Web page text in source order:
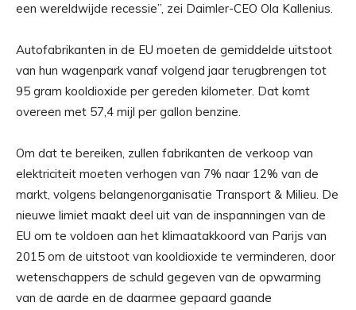
een wereldwijde recessie”, zei Daimler-CEO Ola Kallenius.
Autofabrikanten in de EU moeten de gemiddelde uitstoot
van hun wagenpark vanaf volgend jaar terugbrengen tot
95 gram kooldioxide per gereden kilometer. Dat komt
overeen met 57,4 mijl per gallon benzine.
Om dat te bereiken, zullen fabrikanten de verkoop van
elektriciteit moeten verhogen van 7% naar 12% van de
markt, volgens belangenorganisatie Transport & Milieu. De
nieuwe limiet maakt deel uit van de inspanningen van de
EU om te voldoen aan het klimaatakkoord van Parijs van
2015 om de uitstoot van kooldioxide te verminderen, door
wetenschappers de schuld gegeven van de opwarming
van de aarde en de daarmee gepaard gaande